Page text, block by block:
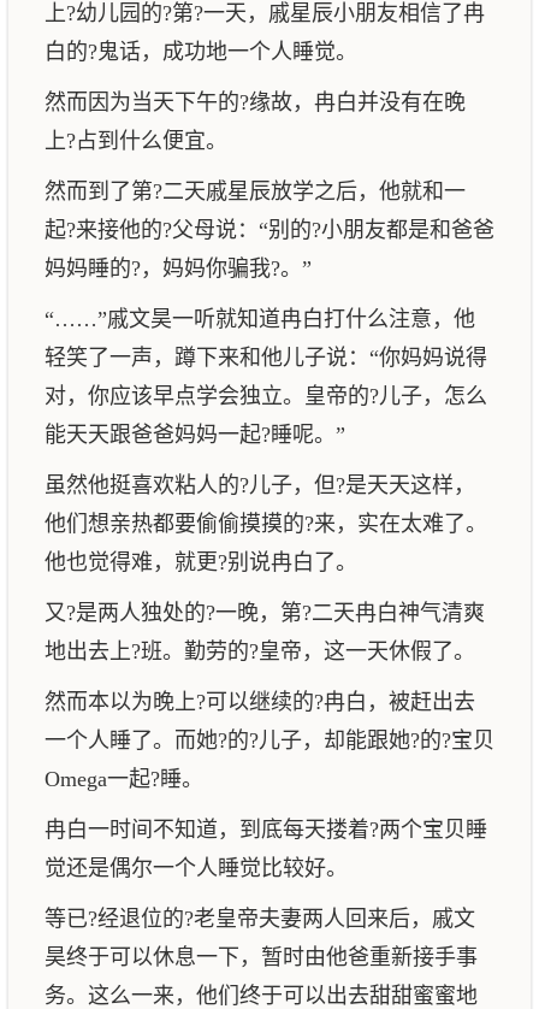
上?幼儿园的?第?一天，戚星辰小朋友相信了冉
白的?鬼话，成功地一个人睡觉。
然而因为当天下午的?缘故，冉白并没有在晚
上?占到什么便宜。
然而到了第?二天戚星辰放学之后，他就和一
起?来接他的?父母说：“别的?小朋友都是和爸爸
妈妈睡的?，妈妈你骗我?。”
“……”戚文昊一听就知道冉白打什么注意，他
轻笑了一声，蹲下来和他儿子说：“你妈妈说得
对，你应该早点学会独立。皇帝的?儿子，怎么
能天天跟爸爸妈妈一起?睡呢。”
虽然他挺喜欢粘人的?儿子，但?是天天这样，
他们想亲热都要偷偷摸摸的?来，实在太难了。
他也觉得难，就更?别说冉白了。
又?是两人独处的?一晚，第?二天冉白神气清爽
地出去上?班。勤劳的?皇帝，这一天休假了。
然而本以为晚上?可以继续的?冉白，被赶出去
一个人睡了。而她?的?儿子，却能跟她?的?宝贝
Omega一起?睡。
冉白一时间不知道，到底每天搂着?两个宝贝睡
觉还是偶尔一个人睡觉比较好。
等已?经退位的?老皇帝夫妻两人回来后，戚文
昊终于可以休息一下，暂时由他爸重新接手事
务。这么一来，他们终于可以出去甜甜蜜蜜地